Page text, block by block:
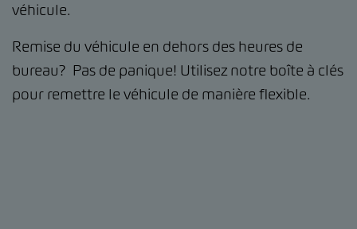
véhicule.
Remise du véhicule en dehors des heures de
bureau? Pas de panique! Utilisez notre boîte à clés
pour remettre le véhicule de manière flexible.